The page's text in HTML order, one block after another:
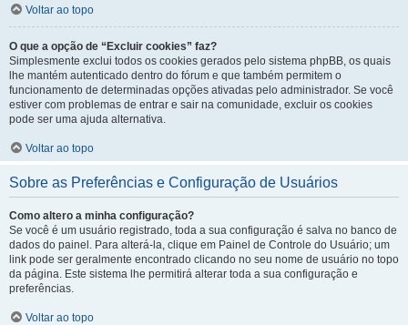
Voltar ao topo
O que a opção de “Excluir cookies” faz?
Simplesmente exclui todos os cookies gerados pelo sistema phpBB, os quais
lhe mantém autenticado dentro do fórum e que também permitem o
funcionamento de determinadas opções ativadas pelo administrador. Se você
estiver com problemas de entrar e sair na comunidade, excluir os cookies
pode ser uma ajuda alternativa.
Voltar ao topo
Sobre as Preferências e Configuração de Usuários
Como altero a minha configuração?
Se você é um usuário registrado, toda a sua configuração é salva no banco de
dados do painel. Para alterá-la, clique em Painel de Controle do Usuário; um
link pode ser geralmente encontrado clicando no seu nome de usuário no topo
da página. Este sistema lhe permitirá alterar toda a sua configuração e
preferências.
Voltar ao topo